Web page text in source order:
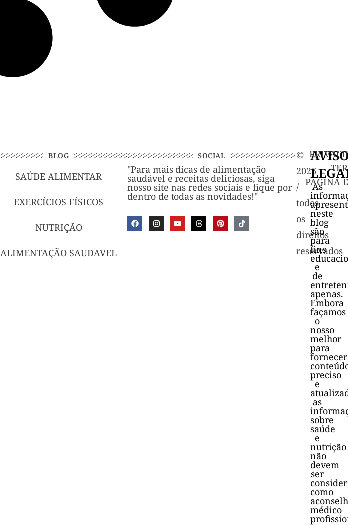
BLOG
SAÚDE ALIMENTAR
EXERCÍCIOS FÍSICOS
NUTRIÇÃO
ALIMENTAÇÃO SAUDAVEL
SOCIAL
"Para mais dicas de alimentação
saudável e receitas deliciosas, siga
nosso site nas redes sociais e fique por
dentro de todas as novidades!"
©️
2026
/
todos
os
direitos
reservados
PAGINA
As
neste
blog
são
para
fins
e
de
apenas.
Embora
façamos
o
nosso
melhor
para
fornecer
preciso
e
as
sobre
saúde
e
nutrição
não
devem
ser
como
médico